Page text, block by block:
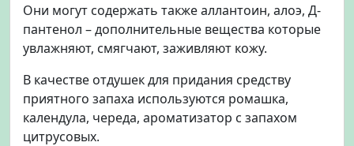
Они могут содержать также аллантоин, алоэ, Д-
пантенол – дополнительные вещества которые
увлажняют, смягчают, заживляют кожу.
В качестве отдушек для придания средству
приятного запаха используются ромашка,
календула, череда, ароматизатор с запахом
цитрусовых.